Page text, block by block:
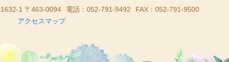
1 〒463-0094 電話：052-791-9492
FAX：052-791-9500
アクセスマップ